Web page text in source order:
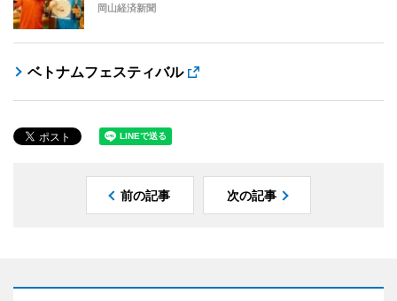
岡山経済新聞
ベトナムフェスティバル
前の記事 次の記事